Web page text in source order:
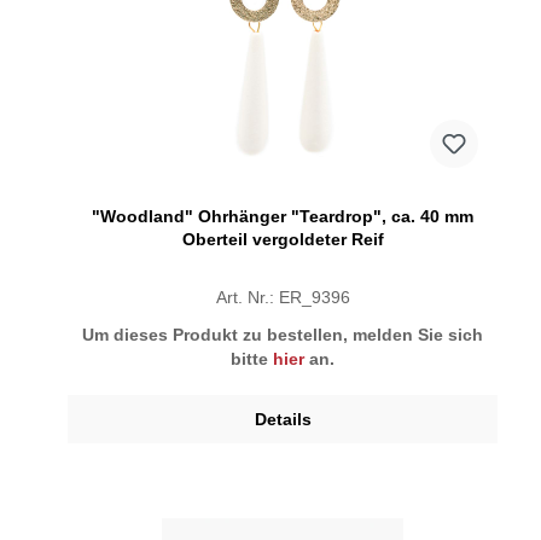
"Woodland" Ohrhänger "Teardrop", ca. 40 mm
Oberteil vergoldeter Reif
Art. Nr.: ER_9396
Um dieses Produkt zu bestellen, melden Sie sich
bitte hieran.
Details